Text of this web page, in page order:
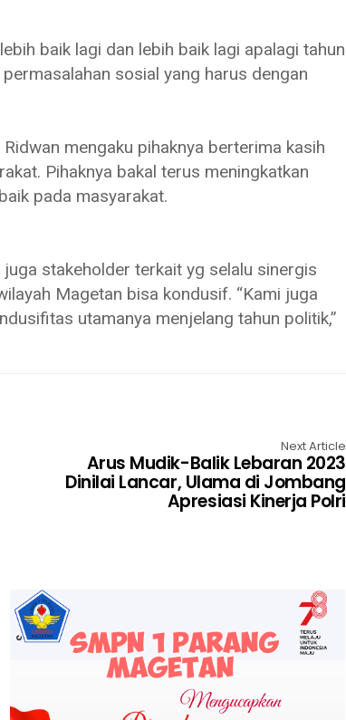
baik lagi dan lebih baik lagi apalagi tahun
sosial yang harus dengan
mengaku pihaknya berterima kasih
Pihaknya bakal terus meningkatkan
pada masyarakat.
stakeholder terkait yg selalu sinergis
Magetan bisa kondusif. “Kami juga
utamanya menjelang tahun politik,”
Next Article
Arus Mudik-Balik Lebaran 2023
Dinilai Lancar, Ulama di Jombang
Apresiasi Kinerja Polri